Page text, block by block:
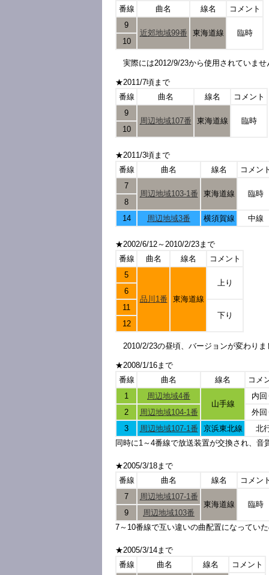
番線 曲名 線名
コメント
9
近郊地域99番
東海道線
臨時
10
実際には2012/9/23から使用されていませ
★2011/7頃まで
番線
曲名 線名
コメント
9
周辺地域107番
東海道線
臨時
10
★2011/3頃まで
番線
曲名 線名
コメン
7
周辺地域103-1番
東海道線
臨時
8
14
周辺地域3番 横須賀線 中線
★2002/6/12～2010/2/23まで
番線
曲名 線名
コメント
5
品川1番 東海道線
上り
6
11
下り
12
2010/2/23の昼頃、バージョンが変わりま
★2008/1/16まで
番線
曲名 線名
コメ
1
周辺地域4番
山手線
内回
2
周辺地域104-1番
外回
3
周辺地域107-1番 京浜東北線
北
同時に1～4番線で放送装置が交換され、音
★2005/3/18まで
番線
曲名 線名
コメン
7
周辺地域107-1番
東海道線
臨時
9
周辺地域103番
7～10番線で互い違いの曲配置になってい
★2005/3/14まで
番線
曲名 線名
コメント